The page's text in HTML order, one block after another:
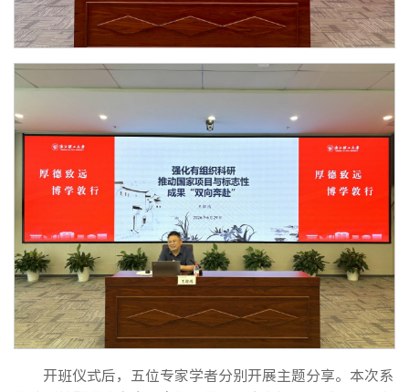
开班仪式后，五位专家学者分别开展主题分享。本次系